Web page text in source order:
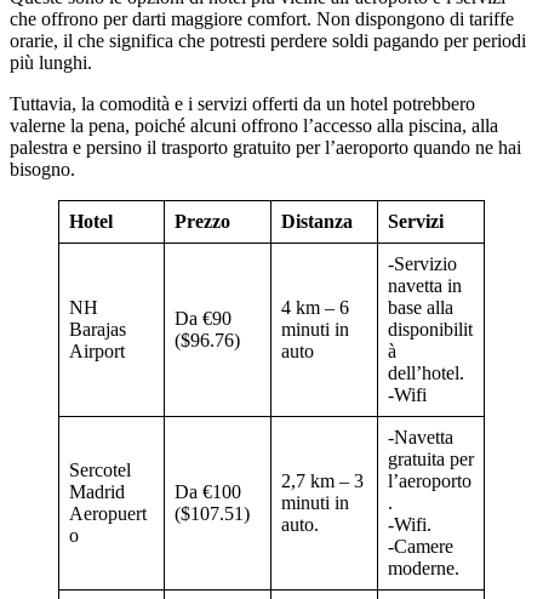
che offrono per darti maggiore comfort. Non dispongono di tariffe
orarie, il che significa che potresti perdere soldi pagando per periodi
più lunghi.
Tuttavia, la comodità e i servizi offerti da un hotel potrebbero
valerne la pena, poiché alcuni offrono l’accesso alla piscina, alla
palestra e persino il trasporto gratuito per l’aeroporto quando ne hai
bisogno.
Hotel Prezzo Distanza Servizi
NH
Barajas
Airport
Da €90
($96.76)
4 km – 6
minuti in
auto
-Servizio
navetta in
base alla
disponibilit
à
dell’hotel.
-Wifi
Sercotel
Madrid
Aeropuert
o
Da €100
($107.51)
2,7 km – 3
minuti in
auto.
-Navetta
gratuita per
l’aeroporto
.
-Wifi.
-Camere
moderne.